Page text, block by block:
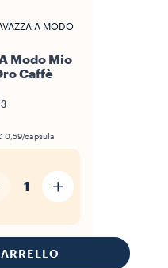
A MODO
Modo Mio
Caffè
0,59/capsula
1